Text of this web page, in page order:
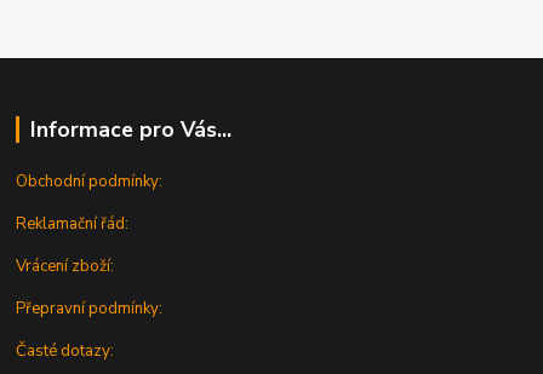
Informace pro Vás...
Obchodní podmínky:
Reklamační řád:
Vrácení zboží:
Přepravní podmínky:
Časté dotazy: